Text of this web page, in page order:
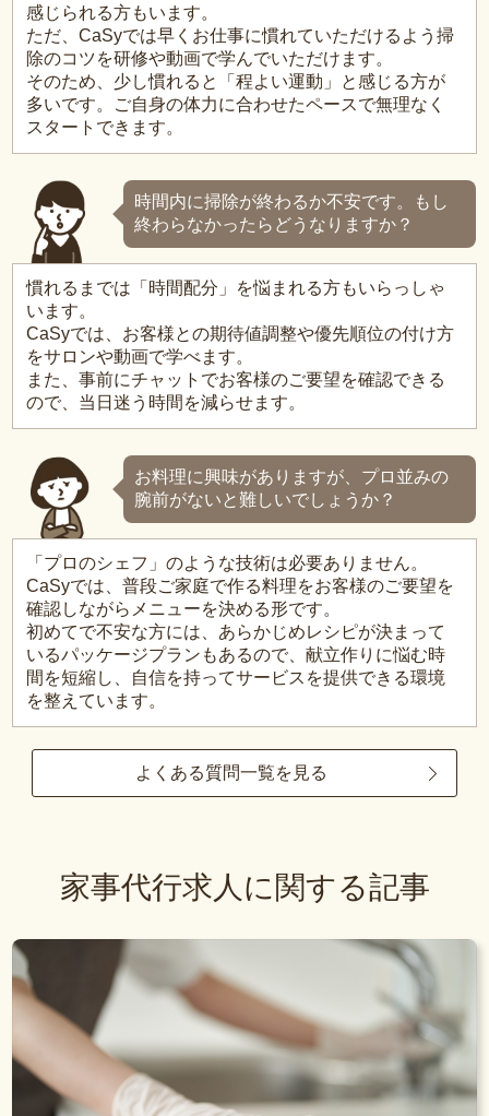
感じられる方もいます。
ただ、CaSyでは早くお仕事に慣れていただけるよう掃
除のコツを研修や動画で学んでいただけます。
そのため、少し慣れると「程よい運動」と感じる方が
多いです。ご自身の体力に合わせたペースで無理なく
スタートできます。
時間内に掃除が終わるか不安です。もし
終わらなかったらどうなりますか？
慣れるまでは「時間配分」を悩まれる方もいらっしゃ
います。
CaSyでは、お客様との期待値調整や優先順位の付け方
をサロンや動画で学べます。
また、事前にチャットでお客様のご要望を確認できる
ので、当日迷う時間を減らせます。
お料理に興味がありますが、プロ並みの
腕前がないと難しいでしょうか？
「プロのシェフ」のような技術は必要ありません。
CaSyでは、普段ご家庭で作る料理をお客様のご要望を
確認しながらメニューを決める形です。
初めてで不安な方には、あらかじめレシピが決まって
いるパッケージプランもあるので、献立作りに悩む時
間を短縮し、自信を持ってサービスを提供できる環境
を整えています。
よくある質問一覧を見る
家事代行求人に関する記事